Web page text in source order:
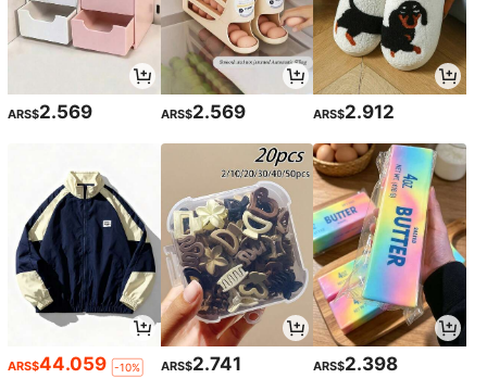
ARS$2.569 ARS$2.569 ARS$2.912
ARS$44.059 -10% ARS$2.741 ARS$2.398